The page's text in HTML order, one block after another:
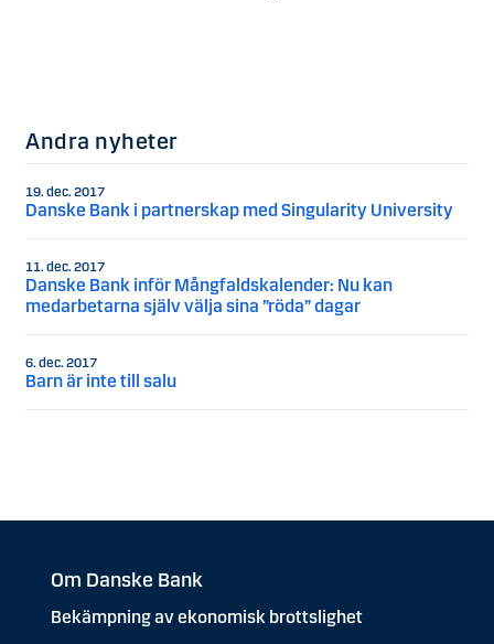
Andra nyheter
19. dec. 2017
Danske Bank i partnerskap med Singularity University
11. dec. 2017
Danske Bank inför Mångfaldskalender: Nu kan
medarbetarna själv välja sina ”röda” dagar
6. dec. 2017
Barn är inte till salu
Om Danske Bank
Bekämpning av ekonomisk brottslighet